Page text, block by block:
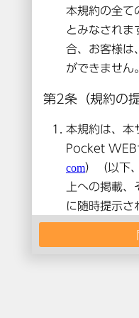
本コンテン